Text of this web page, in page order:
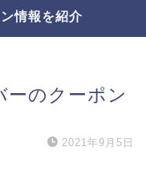
情報を紹介
ーのクーポン
2021年9月5日